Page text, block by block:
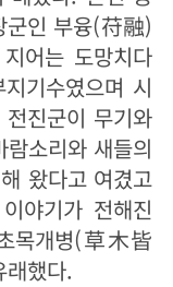
군인 부융(苻融)
어는 도망치다
기수였으며 시
진군이 무기와
소리와 새들의
왔다고 여겼고
야기가 전해진
목개병(草木皆
했다.